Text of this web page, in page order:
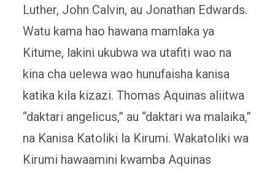
Luther, John Calvin, au Jonathan Edwards.
Watu kama hao hawana mamlaka ya
Kitume, lakini ukubwa wa utafiti wao na
kina cha uelewa wao hunufaisha kanisa
katika kila kizazi. Thomas Aquinas aliitwa
“daktari angelicus,” au “daktari wa malaika,”
na Kanisa Katoliki la Kirumi. Wakatoliki wa
Kirumi hawaamini kwamba Aquinas